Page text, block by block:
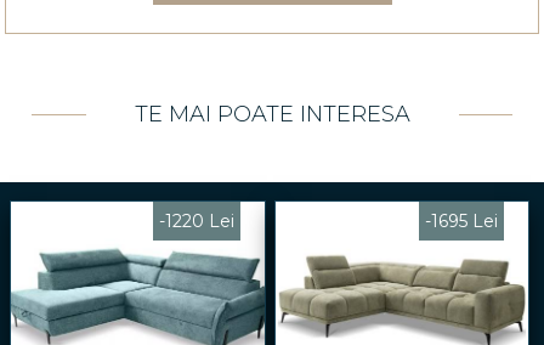
TE MAI POATE INTERESA
-1220 Lei -1695 Lei